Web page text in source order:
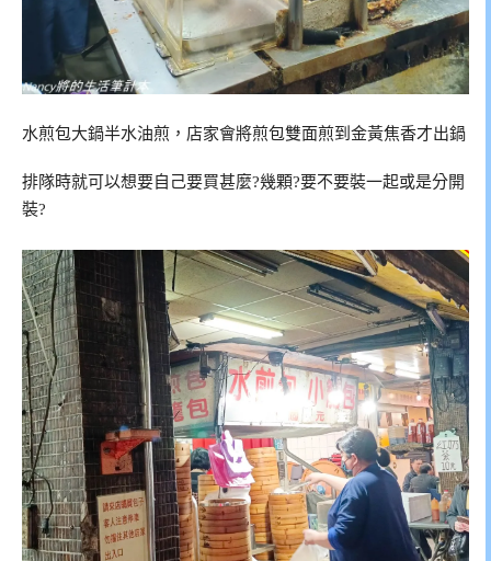
水煎包大鍋半水油煎，店家會將煎包雙面煎到金黃焦香才出鍋
排隊時就可以想要自己要買甚麼?幾顆?要不要裝一起或是分開
裝?